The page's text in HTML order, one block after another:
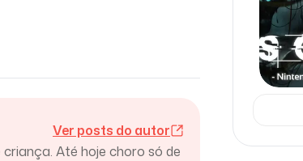
Ver posts do autor
Até hoje choro só de